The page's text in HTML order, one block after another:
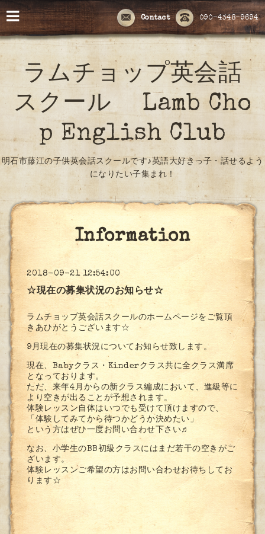
090-4348-9694
Contact
ラムチョップ英会話
スクール Lamb Cho
p English Club
明石市藤江の子供英会話スクールです♪英語大好きっ子・話せるよう
になりたい子集まれ！
Information
2018-09-21 12:54:00
☆現在の募集状況のお知らせ☆
ラムチョップ英会話スクールのホームページをご覧頂
きあひがとうございます☆
9月現在の募集状況についてお知らせ致します。
現在、Babyクラス・Kinderクラス共に全クラス満席
となっております。
ただ、来年4月からの新クラス編成において、進級等に
より空きが出ることが予想されます。
体験レッスン自体はいつでも受けて頂けますので、
「体験してみてから待つかどうか決めたい」
という方はぜひ一度お問い合わせ下さい♬
なお、小学生のBB初級クラスにはまだ若干の空きがご
ざいます。
体験レッスンご希望の方はお問い合わせお待ちしてお
ります☆